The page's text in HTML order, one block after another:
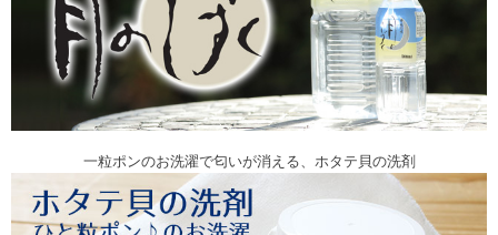
一粒ポンのお洗濯で匂いが消える、ホタテ貝の洗剤